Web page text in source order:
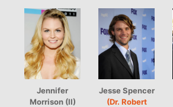
Jennifer
Morrison (II)
Jesse Spencer
(Dr. Robert